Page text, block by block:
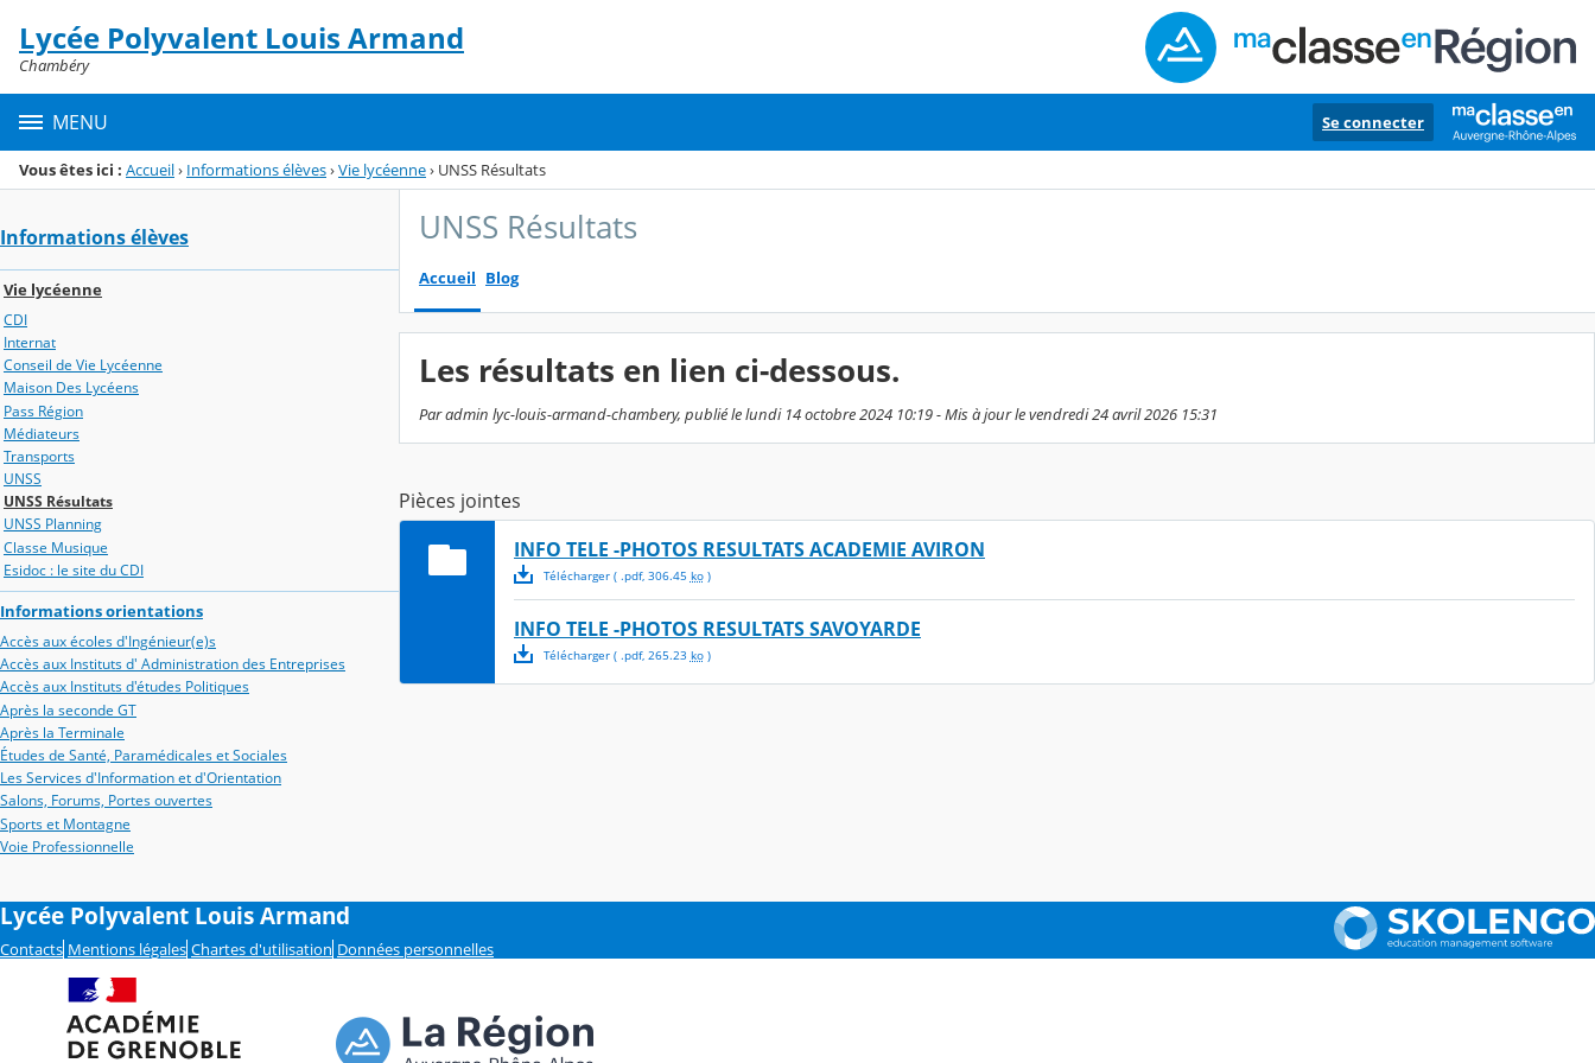
Menu de la rubrique
Contenu
Lycée Polyvalent Louis Armand
Chambéry
MENU Se connecter
Vous êtes ici : Accueil› Informations élèves›Vie lycéenne› UNSS Résultats
Informations élèves
Vie lycéenne
CDI
Internat
Conseil de Vie Lycéenne
Maison Des Lycéens
Pass Région
Médiateurs
Transports
UNSS
UNSS Résultats
UNSS Planning
Classe Musique
Esidoc : le site du CDI
Informations orientations
Accès aux écoles d'Ingénieur(e)s
Accès aux Instituts d' Administration des Entreprises
Accès aux Instituts d'études Politiques
Après la seconde GT
Après la Terminale
Études de Santé, Paramédicales et Sociales
Les Services d'Information et d'Orientation
Salons, Forums, Portes ouvertes
Sports et Montagne
Voie Professionnelle
UNSS Résultats
Accueil Blog
Les résultats en lien ci-dessous.
Par admin lyc-louis-armand-chambery, publié le lundi 14 octobre 2024 10:19 - Mis à jour le vendredi 24 avril 2026 15:31
Pièces jointes
INFO TELE -PHOTOS RESULTATS ACADEMIE AVIRON
Télécharger( .pdf, 306.45 ko)
INFO TELE -PHOTOS RESULTATS SAVOYARDE
Télécharger( .pdf, 265.23 ko)
Lycée Polyvalent Louis Armand
Contacts Mentions légales Chartes d'utilisation Données personnelles